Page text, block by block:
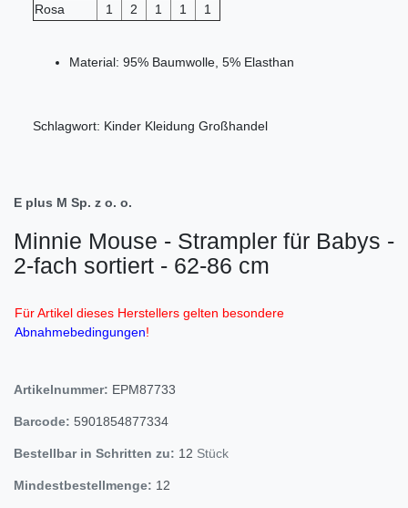
Rosa
1 2 1 1 1
Material: 95% Baumwolle, 5% Elasthan
Schlagwort: Kinder Kleidung Großhandel
E plus M Sp. z o. o.
Minnie Mouse - Strampler für Babys -
2-fach sortiert - 62-86 cm
Für Artikel dieses Herstellers gelten besondere
Abnahmebedingungen!
Artikelnummer: EPM87733
Barcode: 5901854877334
Bestellbar in Schritten zu: 12 Stück
Mindestbestellmenge: 12